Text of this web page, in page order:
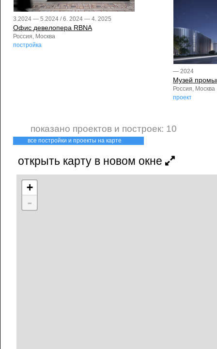
3.2024 — 5.2024 / 6. 2024 — 4. 2025
Офис девелопера RBNA
Россия, Москва
постройка
— 2024
Музей
Россия, Москва
проект
показано проектов и построек: 10
все постройки и проекты на карте
открыть карту в новом окне
+
-